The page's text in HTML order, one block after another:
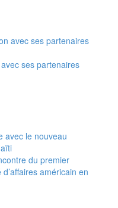
ses partenaires
du premier
américain en